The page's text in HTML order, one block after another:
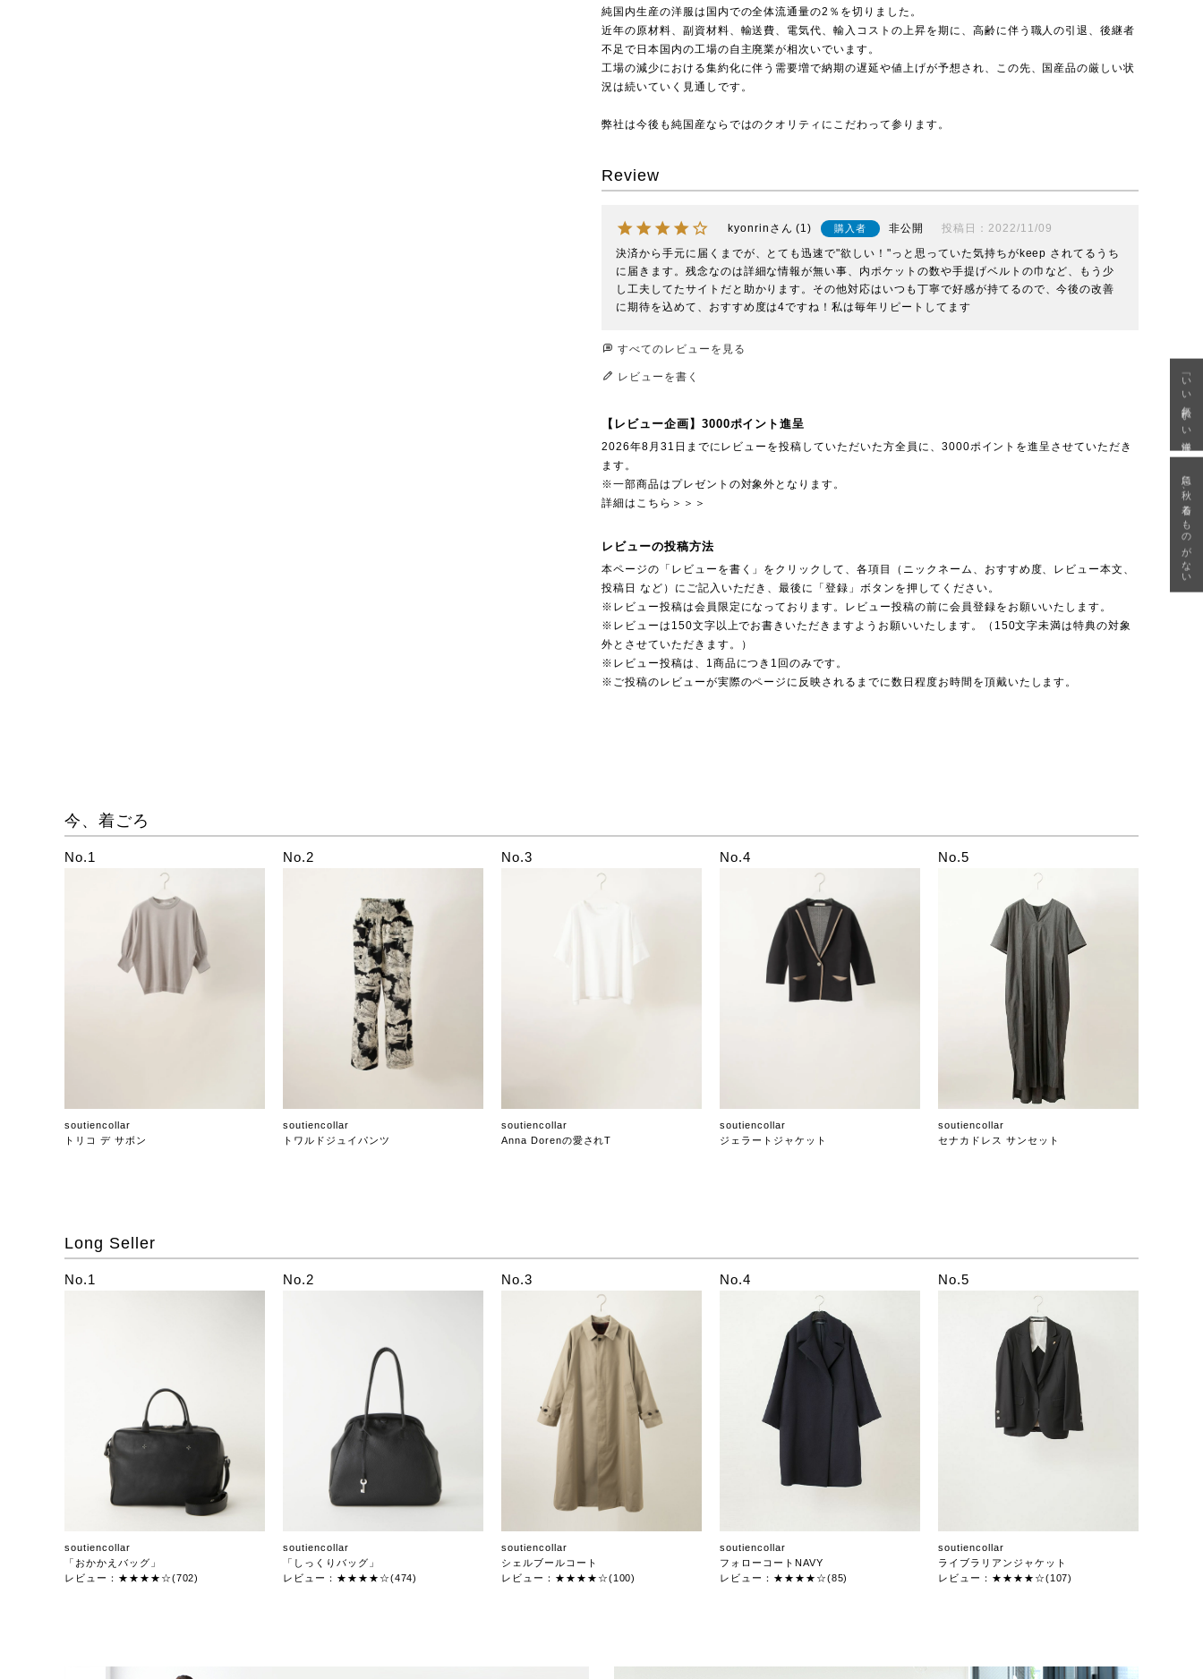
純国内生産の洋服は国内での全体流通量の2％を切りました。
近年の原材料、副資材料、輸送費、電気代、輸入コストの上昇を期に、高齢に伴う職人の引退、後継者
不足で日本国内の工場の自主廃業が相次いでいます。
工場の減少における集約化に伴う需要増で納期の遅延や値上げが予想され、この先、国産品の厳しい状
況は続いていく見通しです。
弊社は今後も純国産ならではのクオリティにこだわって参ります。
Review
kyonrin 1 購入者 非公開 投稿日
2022/11/09
決済から手元に届くまでが、とても迅速で"欲しい！"っと思っていた気持ちがkeep されてるうち
に届きます。残念なのは詳細な情報が無い事、内ポケットの数や手提げベルトの巾など、もう少
し工夫してたサイトだと助かります。その他対応はいつも丁寧で好感が持てるので、今後の改善
に期待を込めて、おすすめ度は4ですね！私は毎年リピートしてます
すべてのレビューを見る
レビューを書く
【レビュー企画】3000ポイント進呈
2026年8月31日までにレビューを投稿していただいた方全員に、3000ポイントを進呈させていただき
ます。
※一部商品はプレゼントの対象外となります。
詳細はこちら＞＞＞
レビューの投稿方法
本ページの「レビューを書く」をクリックして、各項目（ニックネーム、おすすめ度、レビュー本文、
投稿日 など）にご記入いただき、最後に「登録」ボタンを押してください。
※レビュー投稿は会員限定になっております。レビュー投稿の前に会員登録をお願いいたします。
※レビューは150文字以上でお書きいただきますようお願いいたします。（150文字未満は特典の対象
外とさせていただきます。）
※レビュー投稿は、1商品につき1回のみです。
※ご投稿のレビューが実際のページに反映されるまでに数日程度お時間を頂戴いたします。
今、着ごろ
No.1
soutiencollar
トリコ デ サボン
No.2
soutiencollar
トワルドジュイパンツ
No.3
soutiencollar
Anna Dorenの愛されT
No.4
soutiencollar
ジェラートジャケット
No.5
soutiencollar
セナカドレス サンセット
Long Seller
No.1
soutiencollar
「おかかえバッグ」
レビュー：★★★★☆(702)
No.2
soutiencollar
「しっくりバッグ」
レビュー：★★★★☆(474)
No.3
soutiencollar
シェルブールコート
レビュー：★★★★☆(100)
No.4
soutiencollar
フォローコートNAVY
レビュー：★★★★☆(85)
No.5
soutiencollar
ライブラリアンジャケット
レビュー：★★★★☆(107)
「いい年齢 いい洋服」
急に秋、着るものがない